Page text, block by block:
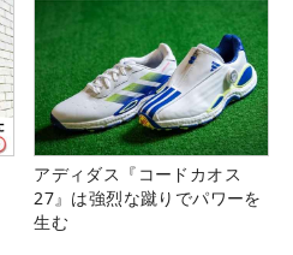
アディダス『コードカオス
27』は強烈な蹴りでパワーを
生む